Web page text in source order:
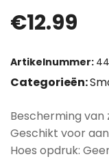
€12.99
Artikelnummer:
Categorieën:
Bescherming van
Geschikt voor
Hoes opdruk: